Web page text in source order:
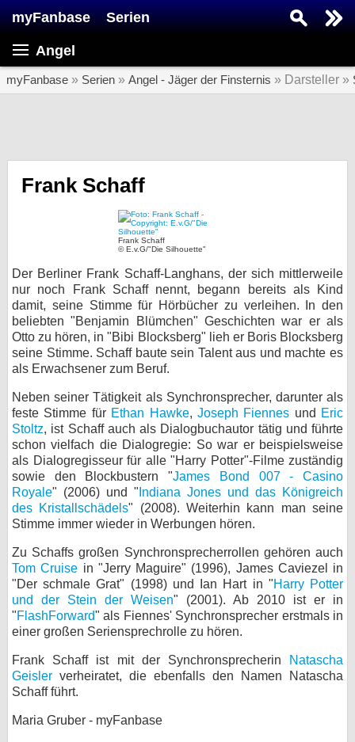
myFanbase Serien
Angel
myFanbase » Serien » Angel - Jäger der Finsternis » Darsteller »
Frank Schaff
Frank Schaff
© E.v.G/"Die Silhouette"
Der Berliner Frank Schaff-Langhans, der sich mittlerweile
nur noch Frank Schaff nennt, begann bereits als Kind
damit, seine Stimme für Hörbücher zu verleihen. In den
beliebten "Benjamin Blümchen" Geschichten war er als
Otto zu hören, in "Bibi Blocksberg" lieh er Boris Blocksberg
seine Stimme. Schaff baute sein Talent aus und machte es
als Erwachsener zum Beruf.
Neben seiner Tätigkeit als Synchronsprecher, darunter als
feste Stimme für Ethan Hawke, Joseph Fiennes und Eric
Stoltz, ist Schaff auch als Dialogbuchautor tätig und führte
schon vielfach die Dialogregie: So war er beispielsweise
als Dialogregisseur für alle "Harry Potter"-Filme zuständig
sowie den Blockbustern "James Bond 007 - Casino
Royale" (2006) und " Indiana Jones und das Königreich
des Kristallschädels" (2008). Weiterhin kann man seine
Stimme immer wieder in Werbungen hören.
Zu Schaffs großen Synchronsprecherrollen gehören auch
Tom Cruise in "Jerry Maguire" (1996), James Caviezel in
"Der schmale Grat" (1998) und Ian Hart in "Harry Potter
und der Stein der Weisen" (2001). Ab 2010 ist er in
"FlashForward" als Fiennes' Synchronsprecher erstmals in
einer großen Seriensprechrolle zu hören.
Frank Schaff ist mit der Synchronsprecherin
Natascha
Geisler verheiratet, die ebenfalls den Namen Natascha
Schaff führt.
Maria Gruber - myFanbase
SERIEN
KULTUR
SERVICE
Gewinnspiele
Forum
bei X
bei Facebook
Kontakt
Nutzungsbedingungen
Datenschutz
Cookie-Einstellungen
Impressum
Desktop-Ansicht